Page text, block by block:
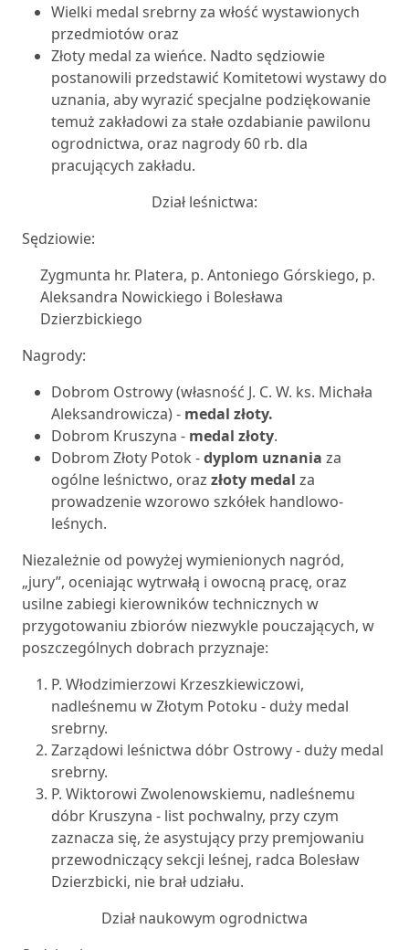
Wielki medal srebrny za włość wystawionych
przedmiotów oraz
Złoty medal za wieńce. Nadto sędziowie
postanowili przedstawić Komitetowi wystawy do
uznania, aby wyrazić specjalne podziękowanie
temuż zakładowi za stałe ozdabianie pawilonu
ogrodnictwa, oraz nagrody 60 rb. dla
pracujących zakładu.
Dział leśnictwa:
Sędziowie:
Zygmunta hr. Platera, p. Antoniego Górskiego, p.
Aleksandra Nowickiego i Bolesława
Dzierzbickiego
Nagrody:
Dobrom Ostrowy (własność J. C. W. ks. Michała
Aleksandrowicza) - medal złoty.
Dobrom Kruszyna - medal złoty.
Dobrom Złoty Potok -dyplom uznania za
ogólne leśnictwo, oraz złoty medal za
prowadzenie wzorowo szkółek handlowo-
leśnych.
Niezależnie od powyżej wymienionych nagród,
„jury”, oceniając wytrwałą i owocną pracę, oraz
usilne zabiegi kierowników technicznych w
przygotowaniu zbiorów niezwykle pouczających, w
poszczególnych dobrach przyznaje:
P. Włodzimierzowi Krzeszkiewiczowi,
nadleśnemu w Złotym Potoku - duży medal
srebrny.
Zarządowi leśnictwa dóbr Ostrowy - duży medal
srebrny.
P. Wiktorowi Zwolenowskiemu, nadleśnemu
dóbr Kruszyna - list pochwalny, przy czym
zaznacza się, że asystujący przy premjowaniu
przewodniczący sekcji leśnej, radca Bolesław
Dzierzbicki, nie brał udziału.
Dział naukowym ogrodnictwa